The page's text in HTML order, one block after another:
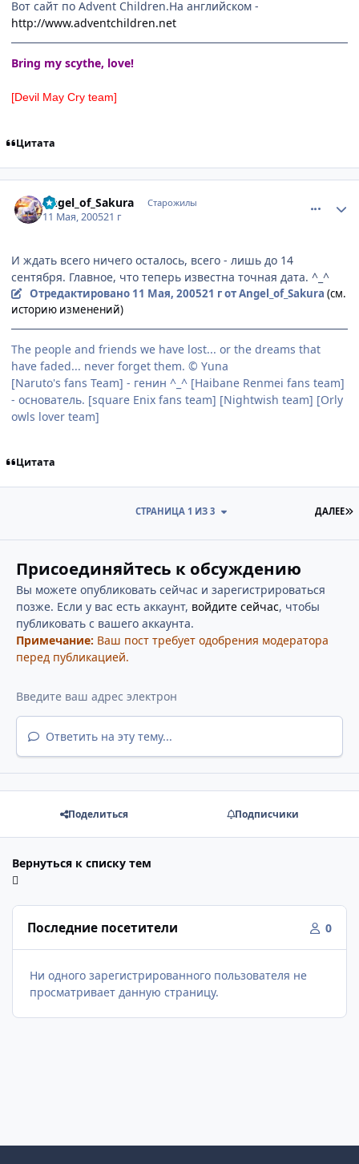
Вот сайт по Advent Children.На английском -
http://www.adventchildren.net
Bring my scythe, love!
[Devil May Cry team]
Цитата
Angel_of_Sakura Старожилы
11 Мая, 200521 г
И ждать всего ничего осталось, всего - лишь до 14
сентября. Главное, что теперь известна точная дата. ^_^
Отредактировано 11 Мая, 200521 гот Angel_of_Sakura (см.
историю изменений)
The people and friends we have lost... or the dreams that
have faded... never forget them. © Yuna
[Naruto's fans Team] - генин ^_^ [Haibane Renmei fans team]
- основатель. [square Enix fans team] [Nightwish team] [Orly
owls lover team]
Цитата
ДАЛЕЕ
СТРАНИЦА 1 ИЗ 3
Присоединяйтесь к обсуждению
Вы можете опубликовать сейчас и зарегистрироваться
позже. Если у вас есть аккаунт, войдите сейчас, чтобы
публиковать с вашего аккаунта.
Примечание: Ваш пост требует одобрения модератора
перед публикацией.
Ответить на эту тему...
Поделиться Подписчики
Вернуться к списку тем
Последние посетители 0
Ни одного зарегистрированного пользователя не
просматривает данную страницу.